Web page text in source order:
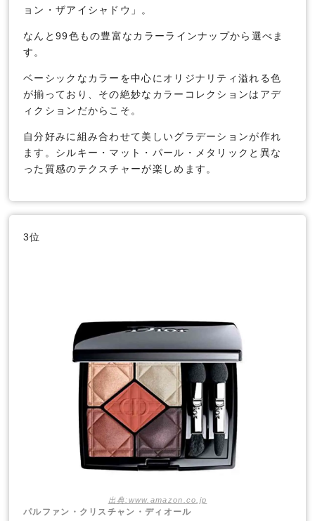
ョン・ザアイシャドウ」。
なんと99色もの豊富なカラーラインナップから選べま
す。
ベーシックなカラーを中心にオリジナリティ溢れる色
が揃っており、その絶妙なカラーコレクションはアデ
ィクションだからこそ。
自分好みに組み合わせて美しいグラデーションが作れ
ます。シルキー・マット・パール・メタリックと異な
った質感のテクスチャーが楽しめます。
3位
出典:www.amazon.co.jp
パルファン・クリスチャン・ディオール